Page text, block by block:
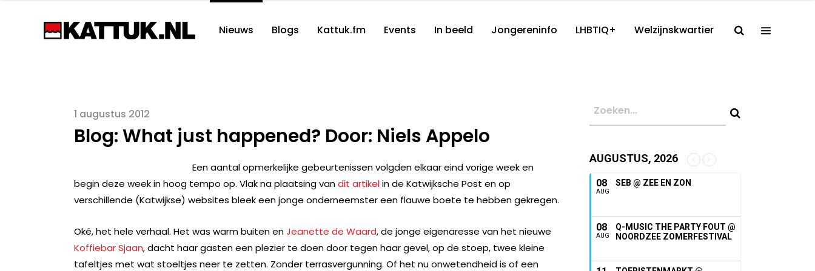
Nieuws Blogs Kattuk.fm Events In beeld Jongereninfo LHBTIQ+ Welzijnskwartier
1 augustus 2012
Blog: What just happened? Door: Niels Appelo
Een aantal opmerkelijke gebeurtenissen volgden elkaar eind vorige week en
begin deze week in hoog tempo op. Vlak na plaatsing vandit artikelin de Katwijksche Post en op
verschillende (Katwijkse) websites bleek een jonge onderneemster een flauwe boete te hebben gekregen.
Oké, het hele verhaal. Het was warm buiten enJeanette de Waard, de jonge eigenaresse van het nieuwe
Koffiebar Sjaan, dacht haar gasten een plezier te doen door tegen haar gevel, op de stoep, twee kleine
tafeltjes met wat stoeltjes neer te zetten. Zonder terrasvergunning. Of het nu onwetendheid is of een
AUGUSTUS, 2026
08
AUG
SEB @ ZEE EN ZON
08
AUG
Q-MUSIC THE PARTY FOUT @
NOORDZEE ZOMERFESTIVAL